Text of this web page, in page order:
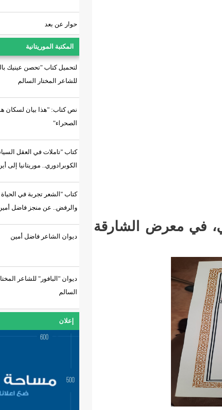
لتحميل كتاب "تحصن عينيك بالسراب"
نص كتاب: "هذا بيان لسكان هذه
كتاب "تاملات في العقل السياسي
الكوبرادوري.. موريتانيا إلى أين؟"
كتاب "الشعر تجربة في الحياة
والرفض.. عن منجز فاضل أمين"
ديوان الشاعر فاضل أمين
ديوان "البافور" للشاعر المختار
الشارقة